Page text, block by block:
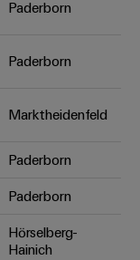
Digital
neuen Niveau
schnell
Paderborn
Paderborn
Marktheidenfeld
Paderborn
Paderborn
Hörselberg-
Hainich